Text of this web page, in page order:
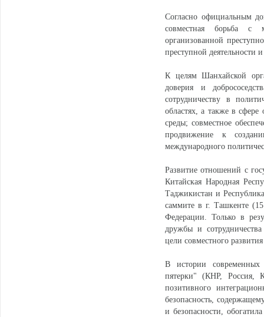
Согласно официальным
совместная борьба с
организованной
преступной деятельности
К целям Шанхайской
доверия и
сотрудничеству в
областях, а также в
среды; совместное
продвижение к
международного
Развитие отношений с
Китайская Народная
Таджикистан и
саммите в г. Ташкенте
Федерации. Только в
дружбы и
цели совместного
В истории
пятерки" (КНР, Россия,
позитивного
безопасность,
и безопасности,